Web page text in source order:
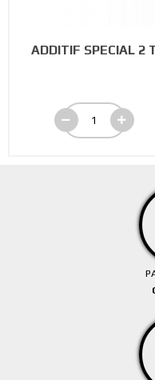
ADDITIF SPECIAL 2